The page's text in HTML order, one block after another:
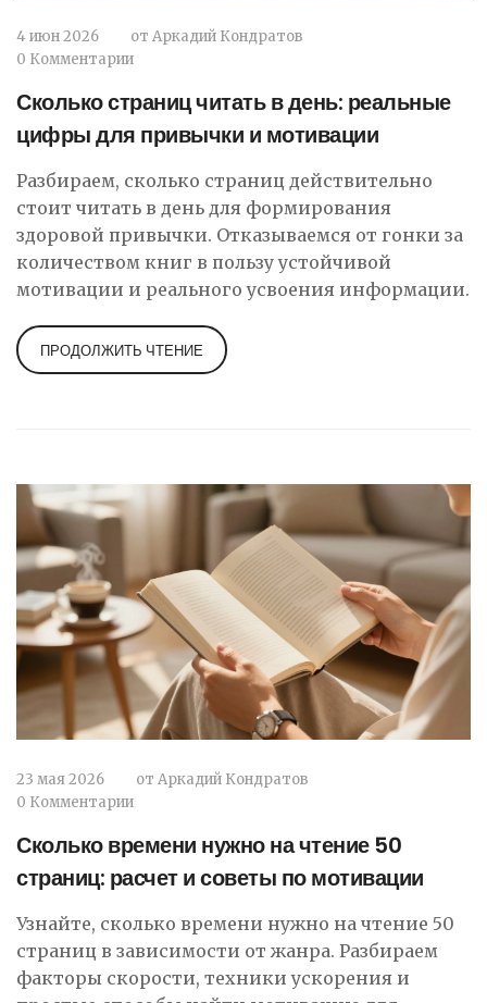
4 июн 2026 от Аркадий Кондратов
0 Комментарии
Сколько страниц читать в день: реальные
цифры для привычки и мотивации
Разбираем, сколько страниц действительно
стоит читать в день для формирования
здоровой привычки. Отказываемся от гонки за
количеством книг в пользу устойчивой
мотивации и реального усвоения информации.
ПРОДОЛЖИТЬ ЧТЕНИЕ
23 мая 2026 от Аркадий Кондратов
0 Комментарии
Сколько времени нужно на чтение 50
страниц: расчет и советы по мотивации
Узнайте, сколько времени нужно на чтение 50
страниц в зависимости от жанра. Разбираем
факторы скорости, техники ускорения и